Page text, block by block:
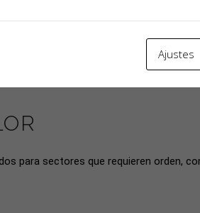
una vida útil prolongada incluso en
diferentes requisitos funcionales y
para sectores que requieren orden,
Ajustes